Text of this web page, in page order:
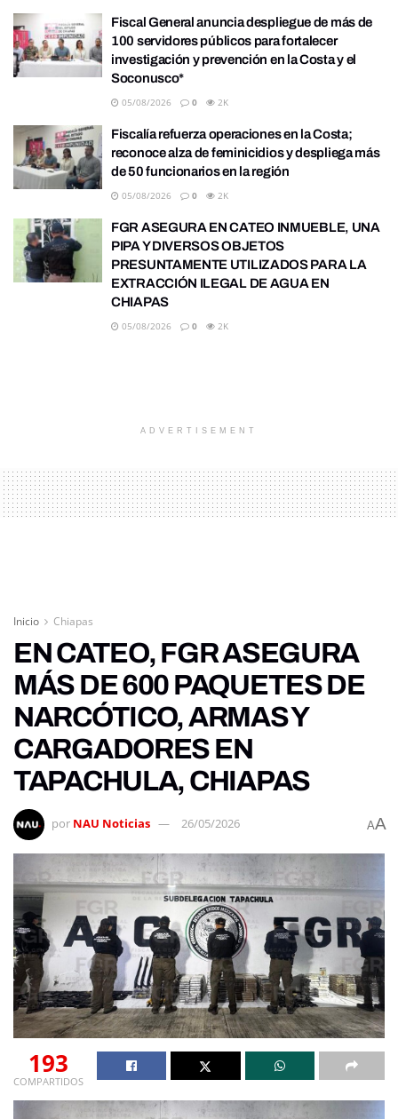
Fiscal General anuncia despliegue de más de
100 servidores públicos para fortalecer
investigación y prevención en la Costa y el
Soconusco*
05/08/2026 0 2K
Fiscalía refuerza operaciones en la Costa;
reconoce alza de feminicidios y despliega más
de 50 funcionarios en la región
05/08/2026 0 2K
FGR ASEGURA EN CATEO INMUEBLE, UNA
PIPA Y DIVERSOS OBJETOS
PRESUNTAMENTE UTILIZADOS PARA LA
EXTRACCIÓN ILEGAL DE AGUA EN
CHIAPAS
05/08/2026 0 2K
ADVERTISEMENT
Inicio Chiapas
EN CATEO, FGR ASEGURA
MÁS DE 600 PAQUETES DE
NARCÓTICO, ARMAS Y
CARGADORES EN
TAPACHULA, CHIAPAS
por NAU Noticias 26/05/2026 AA
193
COMPARTIDOS